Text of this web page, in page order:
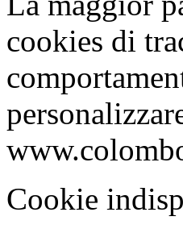
cookies di
Cookie